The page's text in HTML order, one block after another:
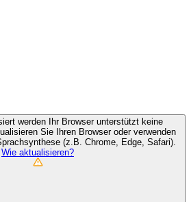
werden
Ihr Browser unterstützt keine
Sie Ihren Browser oder verwenden
(z.B. Chrome, Edge, Safari).
Wie aktualisieren?